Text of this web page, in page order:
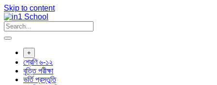
Skip to content
+
শ্রেণি ৬-১২
বৃত্তি পরীক্ষা
ভর্তি প্রস্তুতি